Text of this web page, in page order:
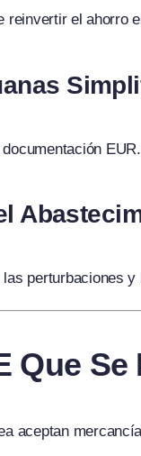
reinvertir el ahorro
perturbaciones
Que
aceptan